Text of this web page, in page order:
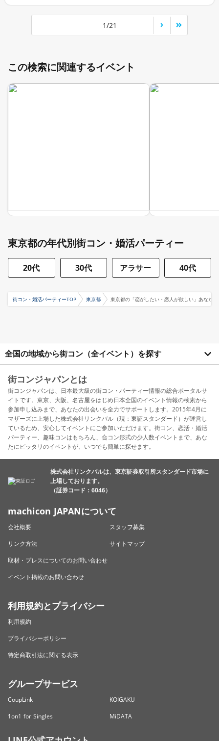
1/21
この検索に関連するイベント
東京都の年代別街コン・婚活パーティー
20代 30代 アラサー 40代
街コン・婚活パーティーTOP 東京都 東京都の「恋がしたい・恋人が欲しい」あなた
全国の地域から街コン（全イベント）を探す
街コンジャパンとは
街コンジャパンは、日本最大級の街コン・パーティー情報の総合ポータルサ
イトです。東京、大阪、名古屋をはじめ日本全国のイベント情報の検索から
参加申し込みまで、あなたの出会いを全力でサポートします。2015年4月に
マザーズに上場した株式会社リンクバル（現：東証スタンダード）が運営し
ているため、安心してイベントにご参加いただけます。街コン、恋活・婚活
パーティー、趣味コンはもちろん、合コン形式の少人数イベントまで、あな
たにピッタリのイベントが、いつでも簡単に探せます。
株式会社リンクバルは、東京証券取引所スタンダード市場に
上場しております。
（証券コード：6046）
machicon JAPANについて
会社概要
スタッフ募集
リンク方法
サイトマップ
取材・プレスについてのお問い合わせ
イベント掲載のお問い合わせ
利用規約とプライバシー
利用規約
プライバシーポリシー
特定商取引法に関する表示
グループサービス
CoupLink
KOIGAKU
1on1 for Singles
MiDATA